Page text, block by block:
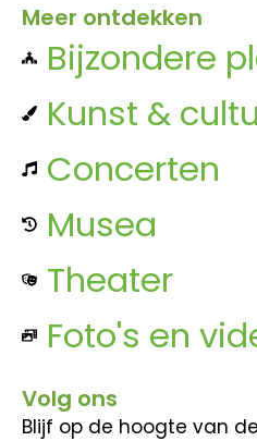
Meer ontdekken
Bijzondere
Kunst &
Concerten
Musea
Theater
Foto's en
Volg ons
Blijf op de hoogte van